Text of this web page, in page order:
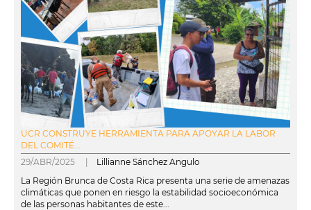
UCR CONSTRUYE HERRAMIENTA PARA APOYAR LA LABOR
DEL COMITÉ...
29/ABR/2025 | Lillianne Sánchez Angulo
La Región Brunca de Costa Rica presenta una serie de amenazas
climáticas que ponen en riesgo la estabilidad socioeconómica
de las personas habitantes de este...